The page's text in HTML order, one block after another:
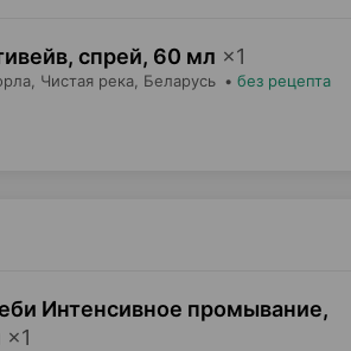
спрей, 60 мл ×1
Чистая река , Беларусь • без рецепта
Интенсивное промывание,
×1